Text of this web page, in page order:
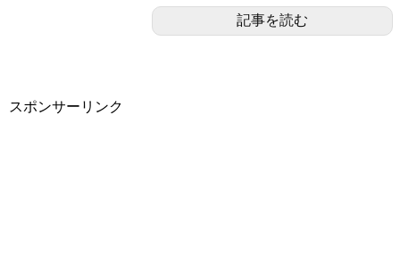
記事を読む
スポンサーリンク